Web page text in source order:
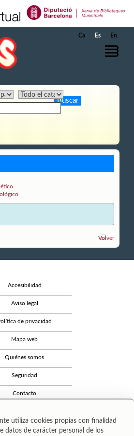
Ca Es En
Volver
Accesibilidad
Aviso legal
de privacidad
Mapa web
Quiénes somos
Seguridad
Contacto
utiliza cookies propias con finalidad
datos de carácter personal de los